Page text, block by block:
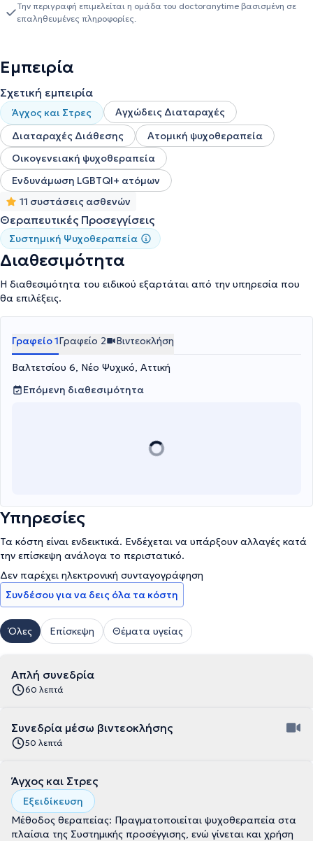
ακολούθως στην Ανθρώπινη Σεξουαλικότητα στο Εθνικό και
Καποδιστριακό Πανεπιστήμιο Αθηνών. Στα πλαίσια της
του Δήμου Αγίου Δημητρίου. Συνεργάζεται με Κέντρα Ξένων
Γλωσσών και Φροντιστήρια, διενεργώντας σεμινάρια
ψυχοεκπαίδευσης σε γονείς και εβήβους. Ακόμη είναι δόκιμο
μέλος της Ελληνικής Εταιρείας Συμβουλευτικής και του
Βρετανικού Συλλόγου Ψυχολόγων, με τίτλο MBPSs.
Την περιγραφή επιμελείται η ομάδα του doctoranytime βασισμένη σε
επαληθευμένες πληροφορίες.
Εμπειρία
Σχετική εμπειρία
Άγχος και Στρες
Αγχώδεις Διαταραχές
Διαταραχές Διάθεσης
Ατομική ψυχοθεραπεία
Οικογενειακή ψυχοθεραπεία
Ενδυνάμωση LGBTQI+ ατόμων
11 συστάσεις ασθενών
Θεραπευτικές Προσεγγίσεις
Συστημική Ψυχοθεραπεία
Διαθεσιμότητα
Η διαθεσιμότητα του ειδικού εξαρτάται από την υπηρεσία που
θα επιλέξεις.
Γραφείο 1Γραφείο 2 Βιντεοκλήση
Βαλτετσίου 6, Νέο Ψυχικό, Αττική
Επόμενη διαθεσιμότητα
Υπηρεσίες
Τα κόστη είναι ενδεικτικά. Ενδέχεται να υπάρξουν αλλαγές κατά
την επίσκεψη ανάλογα το περιστατικό.
Δεν παρέχει ηλεκτρονική συνταγογράφηση
Συνδέσου για να δεις όλα τα κόστη
Όλες Επίσκεψη Θέματα υγείας
Απλή συνεδρία
60 λεπτά
Συνεδρία μέσω βιντεοκλήσης
50 λεπτά
Άγχος και Στρες
Εξειδίκευση
Μέθοδος θεραπείας: Πραγματοποιείται ψυχοθεραπεία στα
πλαίσια της Συστημικής προσέγγισης, ενώ γίνεται και χρήση